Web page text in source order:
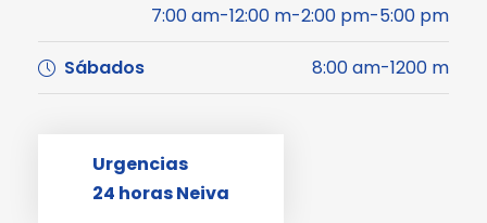
7:00 am-12:00 m-2:00 pm-5:00 pm
Sábados 8:00 am-1200 m
Urgencias
24 horas Neiva